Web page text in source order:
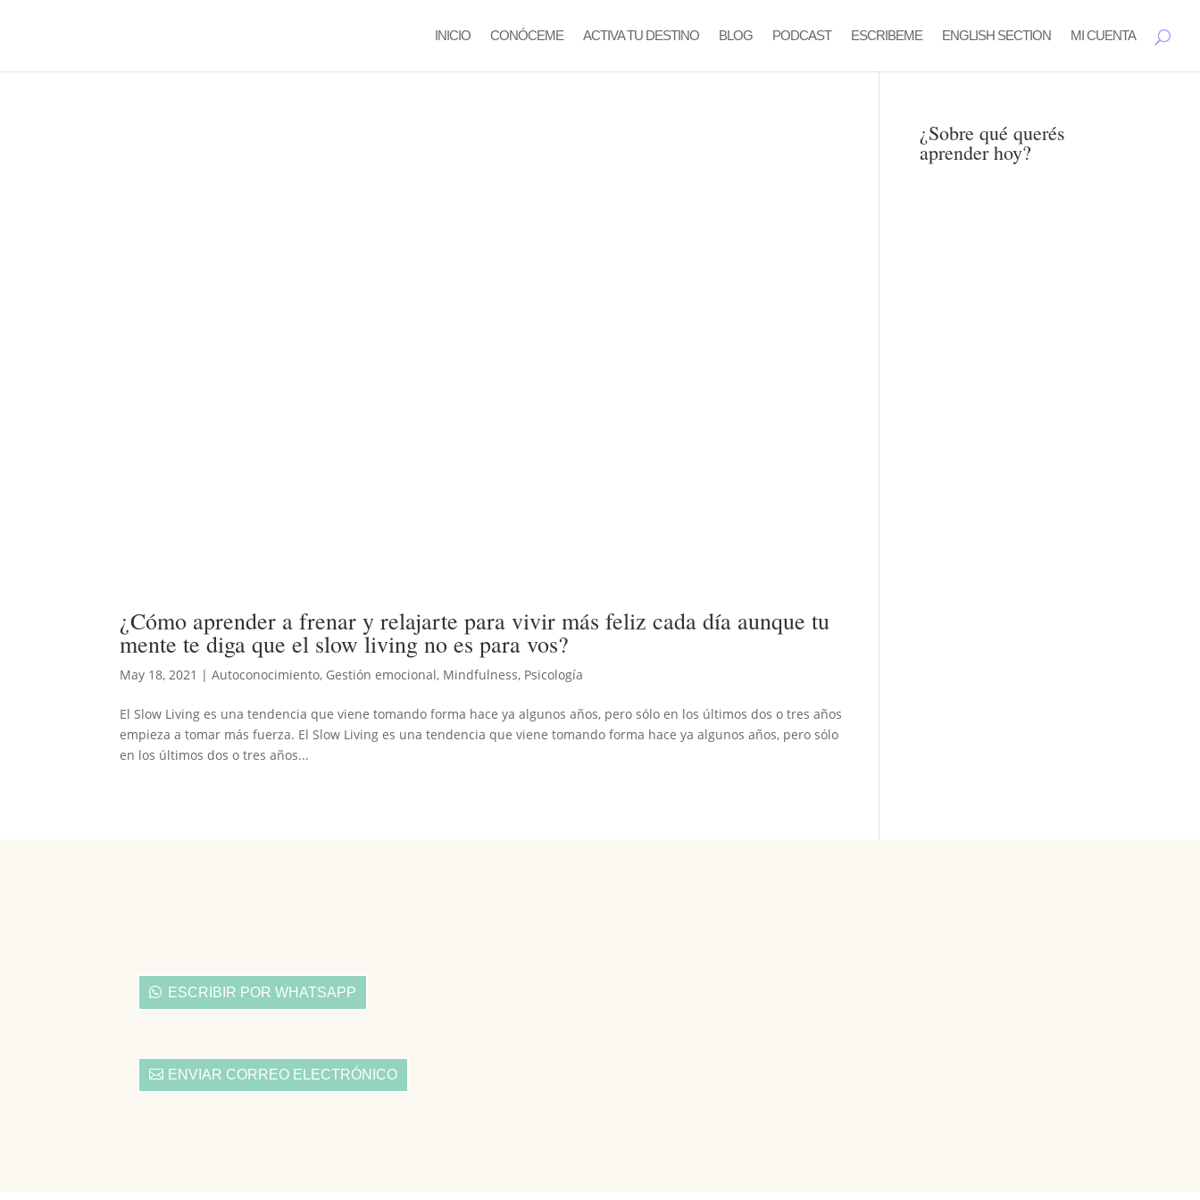
INICIO CONÓCEME ACTIVA TU DESTINO BLOG PODCAST ESCRIBEME ENGLISH SECTION MI CUENTA
¿Cómo aprender a frenar y relajarte para vivir más feliz cada día aunque tu
mente te diga que el slow living no es para vos?
May 18, 2021 |Autoconocimiento, Gestión emocional, Mindfulness, Psicología
El Slow Living es una tendencia que viene tomando forma hace ya algunos años, pero sólo en los últimos dos o tres años
empieza a tomar más fuerza. El Slow Living es una tendencia que viene tomando forma hace ya algunos años, pero sólo
en los últimos dos o tres años...
¿Sobre qué querés
aprender hoy?
ESCRIBIR POR WHATSAPP
ENVIAR CORREO ELECTRÓNICO